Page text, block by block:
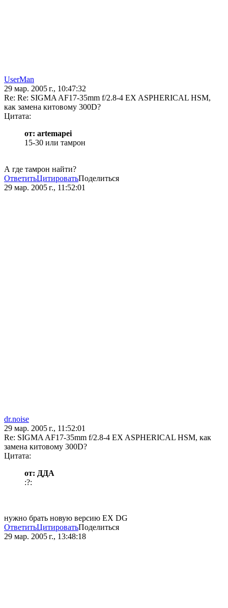
UserMan
29 мар. 2005 г., 10:47:32
Re: Re: SIGMA AF17-35mm f/2.8-4 EX ASPHERICAL HSM,
как замена китовому 300D?
Цитата:
от: artemapei
15-30 или тамрон
А где тамрон найти?
ОтветитьЦитироватьПоделиться
29 мар. 2005 г., 11:52:01
dr.noise
29 мар. 2005 г., 11:52:01
Re: SIGMA AF17-35mm f/2.8-4 EX ASPHERICAL HSM, как
замена китовому 300D?
Цитата:
от: ДДА
:?:
нужно брать новую версию EX DG
ОтветитьЦитироватьПоделиться
29 мар. 2005 г., 13:48:18